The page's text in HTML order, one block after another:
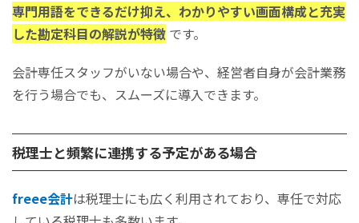
専門用語をできるだけ抑え、わかりやすい画面構成と充実
した勘定科目の解説が特徴 です。
会計専任スタッフがいない場合や、経営者自身が会計業務
を行う場合でも、スムーズに導入できます。
税理士と頻繁に連携する予定がある場合
freee会計は税理士にも広く利用されており、専任で対応